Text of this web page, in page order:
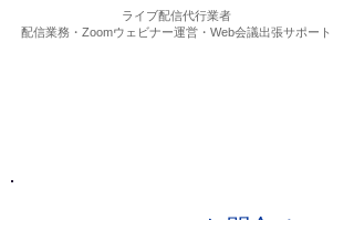
ライブ配信代行業者
配信業務・Zoomウェビナー運営・Web会議出張サポート
VISION PLUSお問合せ